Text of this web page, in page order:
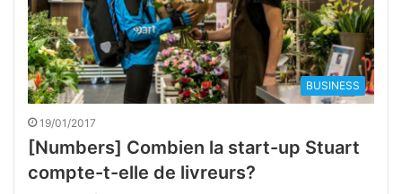
BUSINESS
19/01/2017
[Numbers] Combien la start-up Stuart
compte-t-elle de livreurs?